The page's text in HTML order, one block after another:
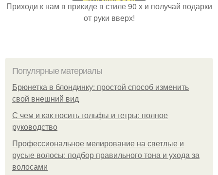
Приходи к нам в прикиде в стиле 90 х и получай подарки
от руки вверх!
Популярные материалы
Брюнетка в блондинку: простой способ изменить
свой внешний вид
С чем и как носить гольфы и гетры: полное
руководство
Профессиональное мелирование на светлые и
русые волосы: подбор правильного тона и ухода за
волосами